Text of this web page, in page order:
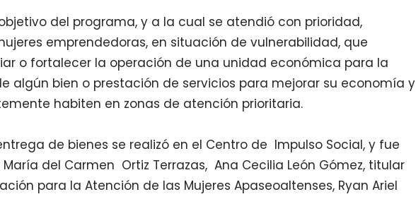
del programa, y a la cual se atendió con prioridad,
emprendedoras, en situación de vulnerabilidad, que
o fortalecer la operación de una unidad económica para la
algún bien o prestación de servicios para mejorar su economía y
habiten en zonas de atención prioritaria.
de bienes se realizó en el Centro de Impulso Social, y fue
del Carmen Ortiz Terrazas, Ana Cecilia León Gómez, titular
para la Atención de las Mujeres Apaseoaltenses, Ryan Ariel